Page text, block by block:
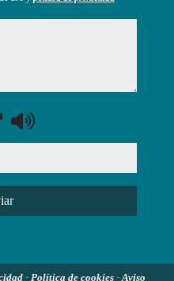
· Política de cookies ·Aviso